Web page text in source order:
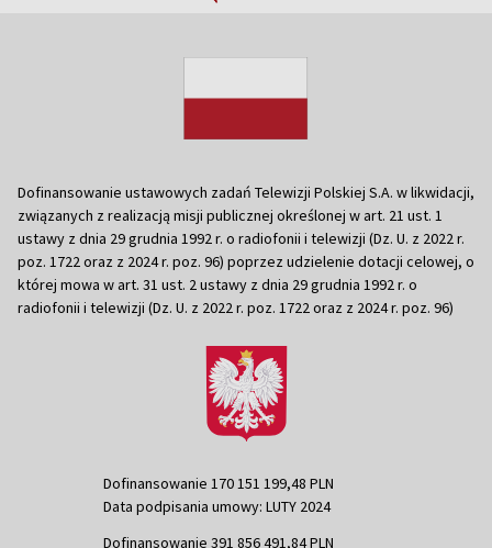
Dofinansowanie ustawowych zadań Telewizji Polskiej S.A. w likwidacji,
związanych z realizacją misji publicznej określonej w art. 21 ust. 1
ustawy z dnia 29 grudnia 1992 r. o radiofonii i telewizji (Dz. U. z 2022 r.
poz. 1722 oraz z 2024 r. poz. 96) poprzez udzielenie dotacji celowej, o
której mowa w art. 31 ust. 2 ustawy z dnia 29 grudnia 1992 r. o
radiofonii i telewizji (Dz. U. z 2022 r. poz. 1722 oraz z 2024 r. poz. 96)
Dofinansowanie 170 151 199,48 PLN
Data podpisania umowy: LUTY 2024
Dofinansowanie 391 856 491,84 PLN